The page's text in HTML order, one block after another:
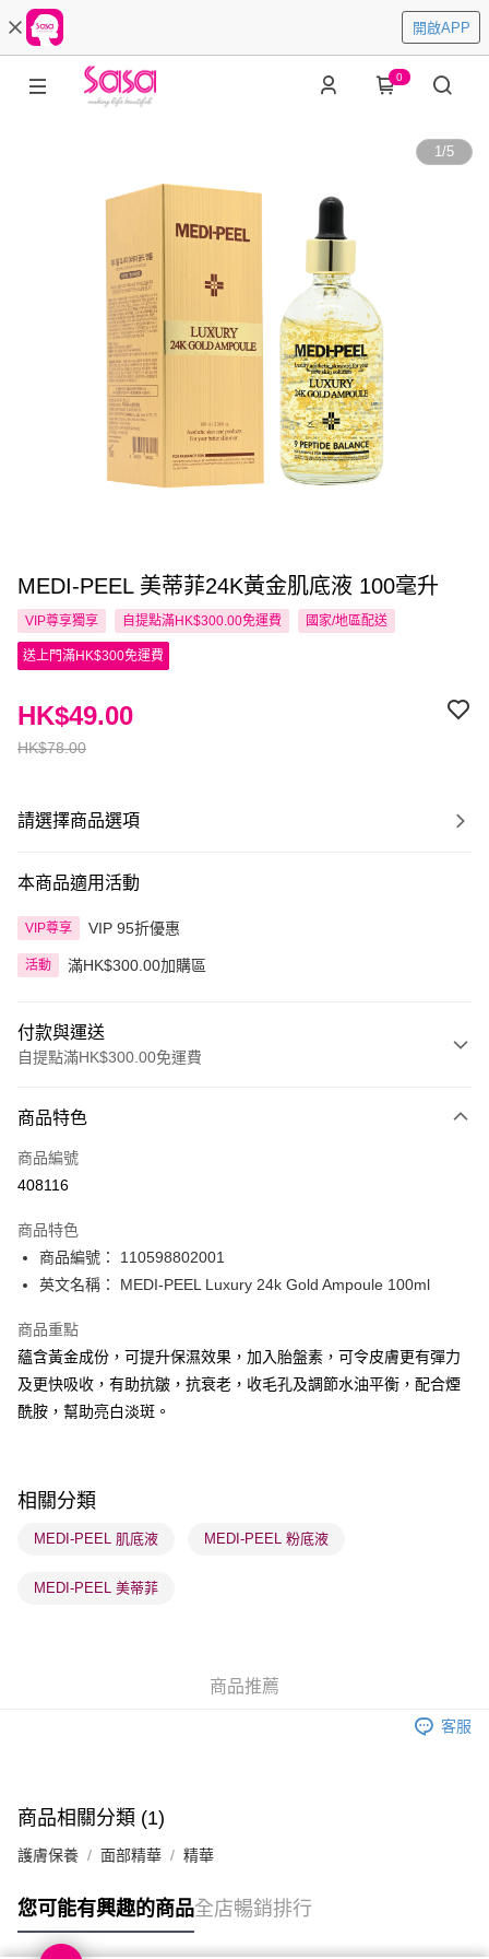
開啟APP
0
1/5
MEDI-PEEL 美蒂菲24K黃金肌底液 100毫升
VIP尊享獨享 自提點滿HK$300.00免運費 國家/地區配送
送上門滿HK$300免運費
HK$78.00
HK$49.00
請選擇商品選項
本商品適用活動
VIP尊享 VIP 95折優惠
活動 滿HK$300.00加購區
付款與運送
自提點滿HK$300.00免運費
信用卡
Apple Pay
PayMe
WeChat Pay
BoC Pay
送貨方式
順豐自助櫃 - 確認發貨後1-3個工作天送達
順豐站及營業點 - 確認發貨後1-3個工作天送達
物流公司進行物流配送
取。逾期會取消訂單，並不會安排重寄
每筆HK$20.00，滿HK$100.00或以上免運費
澳門地區配送 - 確認發貨後1-4個工作天送達
商品特色
商品編號
408116
商品特色
商品編號： 110598802001
英文名稱： MEDI-PEEL Luxury 24k Gold Ampoule 100ml
商品重點
蘊含黃金成份，可提升保濕效果，加入胎盤素，可令皮膚更有彈力
及更快吸收，有助抗皺，抗衰老，收毛孔及調節水油平衡，配合煙
酰胺，幫助亮白淡斑。
相關分類
MEDI-PEEL 肌底液 MEDI-PEEL 粉底液
MEDI-PEEL 美蒂菲
商品推薦
客服
商品相關分類 (1)
護膚保養 面部精華 精華
您可能有興趣的商品全店暢銷排行